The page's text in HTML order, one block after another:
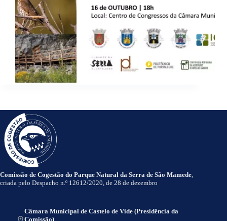
Comissão de Cogestão do Parque Natural da Serra de São Mamede,
criada pelo Despacho n.º 12612/2020, de 28 de dezembro
Câmara Municipal de Castelo de Vide (Presidência da
Comissão)